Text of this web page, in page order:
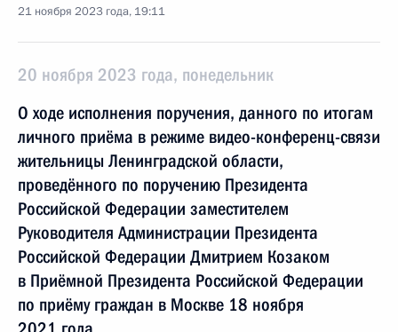
21 ноября 2023 года, 19:11
20 ноября 2023 года, понедельник
О ходе исполнения поручения, данного по итогам
личного приёма в режиме видео-конференц-связи
жительницы Ленинградской области,
проведённого по поручению Президента
Российской Федерации заместителем
Руководителя Администрации Президента
Российской Федерации Дмитрием Козаком
в Приёмной Президента Российской Федерации
по приёму граждан в Москве 18 ноября